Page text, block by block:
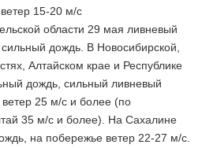
15-20 м/с
области 29 мая ливневый
дождь. В Новосибирской,
Алтайском крае и Республике
дождь, сильный ливневый
ветер 25 м/с и более (по
35 м/с и более). На Сахалине
на побережье ветер 22-27 м/с.